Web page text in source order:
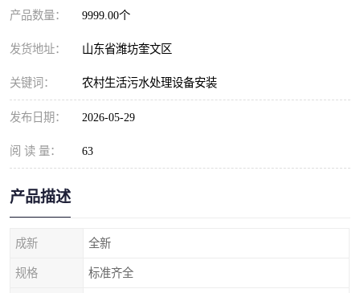
产品数量： 9999.00个
发货地址： 山东省潍坊奎文区
关键词： 农村生活污水处理设备安装
发布日期： 2026-05-29
阅 读 量： 63
产品描述
成新 全新
规格 标准齐全